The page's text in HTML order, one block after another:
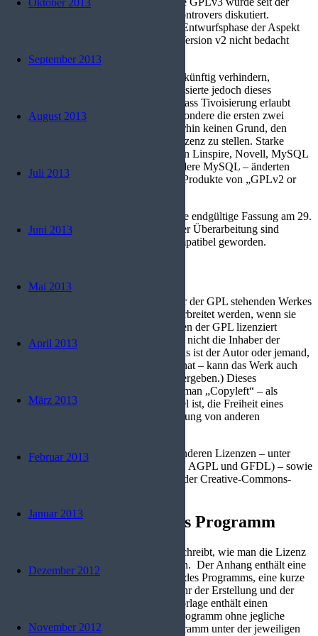
Oktober 2013
September 2013
August 2013
Juli 2013
Juni 2013
Mai 2013
April 2013
März 2013
Februar 2013
Januar 2013
Dezember 2012
November 2012
Veröffentlichung des ersten Entwurfs kontrovers diskutiert.
Kontrovers diskutiert wurde u.a. in der Entwurfsphase der Aspekt
der Tivoisierung der in der vorherigen Version v2 nicht bedacht
worden war.
Der FSF-Vorschlag soll Tivoisierung zukünftig verhindern,
Linuxkernelinitiator Linus Torvalds kritisierte jedoch dieses
Vorgehen und vertrat den Standpunkt, dass Tivoisierung erlaubt
bleiben sollte. Torvalds kritisierte insbesondere die ersten zwei
Entwürfe äußerst scharf und sieht weiterhin keinen Grund, den
Linux-Kernel unter diese Version der Lizenz zu stellen. Starke
Kritik gab es auch von Seiten der Firmen Linspire, Novell, MySQL
und anderen. Einige Firmen – insbesondere MySQL – änderten
daraufhin die Lizenzformulierung ihrer Produkte von „GPLv2 or
Nach drei weiteren Entwürfen wurde die endgültige Fassung am 29.
Juni 2007 publiziert. Als Nebeneffekt der Überarbeitung sind
mehrere zusätzliche Lizenzen GPL-kompatibel geworden.
Alle abgeleiteten Programme eines unter der GPL stehenden Werkes
dürfen von Lizenznehmern nur dann verbreitet werden, wenn sie
von diesen ebenfalls zu den Bedingungen der GPL lizenziert
werden. Dies betrifft nur Lizenznehmer, nicht die Inhaber der
Rechte. (Der Halter des Copyrights – das ist der Autor oder jemand,
dem der Autor seine Rechte abgetreten hat – kann das Werk auch
unter beliebigen anderen Lizenzen weitergeben.) Dieses
Schutzverfahren benannte Richard Stallman „Copyleft“ – als
Anspielung auf das Wort Copyright. Ziel ist, die Freiheit eines
Programmes auch in der Weiterentwicklung von anderen
Dieses Prinzip findet sich auch in den anderen Lizenzen – unter
anderem in den GNU-Lizenzen (LGPL, AGPL und GFDL) – sowie
als „Share Alike“ bezeichnet in einigen der Creative-Commons-
Anwendung auf ein neues Programm
Die GPL enthält einen Anhang, der beschreibt, wie man die Lizenz
auf ein neues Programm anwenden kann. Der Anhang enthält eine
Standardvorlage, in die noch der Name des Programms, eine kurze
Beschreibung dessen, was es tut, das Jahr der Erstellung und der
Name des Autors einzufügen ist. Die Vorlage enthält einen
Haftungshinweis, der warnt, dass das Programm ohne jegliche
Garantie kommt. Sie lizenziert das Programm unter der jeweiligen